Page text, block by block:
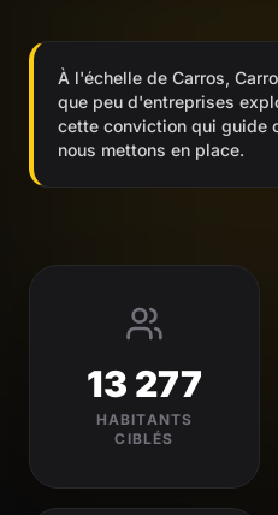
À l'échelle de Carros,
que peu d'entreprises
cette conviction qui guide
nous mettons en place.
13 277
HABITANTS
CIBLÉS